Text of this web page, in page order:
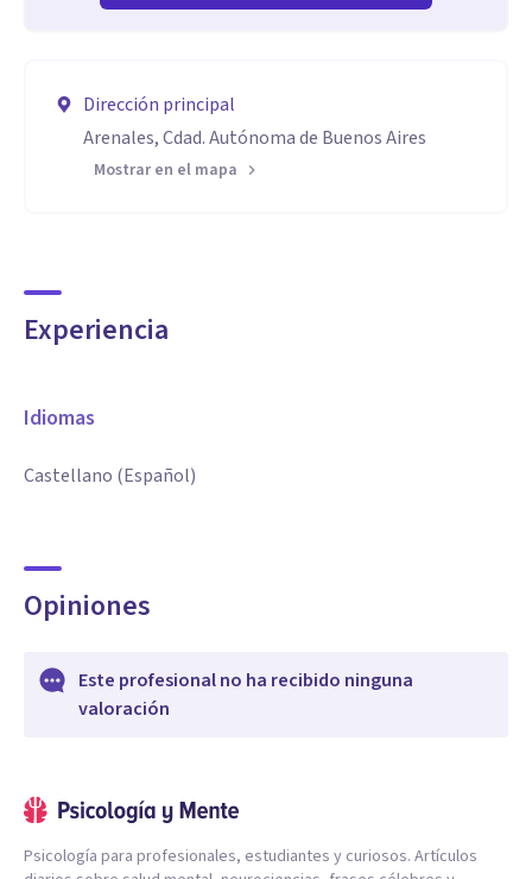
Dirección principal
Arenales, Cdad. Autónoma de Buenos Aires
Mostrar en el mapa
Experiencia
Idiomas
Castellano (Español)
Opiniones
Este profesional no ha recibido ninguna
valoración
Psicología para profesionales, estudiantes y curiosos. Artículos